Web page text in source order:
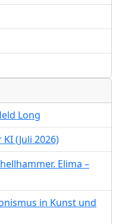
Long
(Juli 2026)
Elima –
in Kunst und